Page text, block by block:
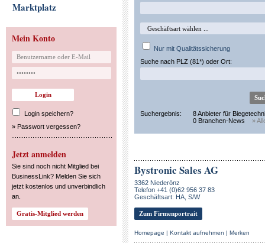
Marktplatz
Mein Konto
Login speichern?
» Passwort vergessen?
Jetzt anmelden
Sie sind noch nicht Mitglied bei
BusinessLink? Melden Sie sich
jetzt kostenlos und unverbindlich
an.
Nur mit Qualitätssicherung
Suche nach PLZ (81*) oder Ort:
Suchergebnis:
8 Anbieter für
0 Branchen-News
»
Bystronic Sales AG
3362 Niederönz
Telefon +41 (0)62 956 37 83
Geschäftsart: HA, S/W
Zum Firmenportrait
Homepage | Kontakt aufnehmen | Merken